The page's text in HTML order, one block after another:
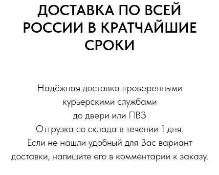
ДОСТАВКА ПО ВСЕЙ
РОССИИ В КРАТЧАЙШИЕ
СРОКИ
Надёжная доставка проверенными
курьерскими службами
до двери или ПВЗ
Отгрузка со склада в течении 1 дня.
Если не нашли удобный для Вас вариант
доставки, напишите его в комментарии к заказу.